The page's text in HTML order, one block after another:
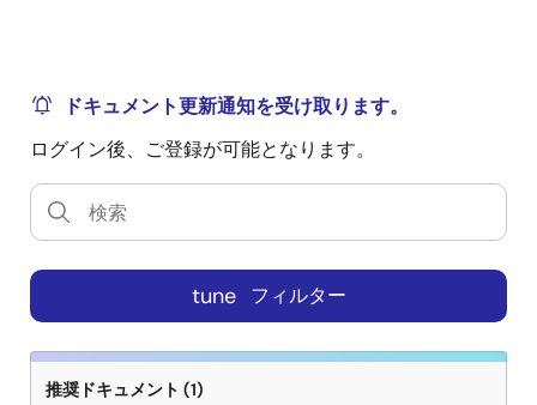
ドキュメント更新通知を受け取ります。
ログイン後、ご登録が可能となります。
tune フィルター
推奨ドキュメント (1)